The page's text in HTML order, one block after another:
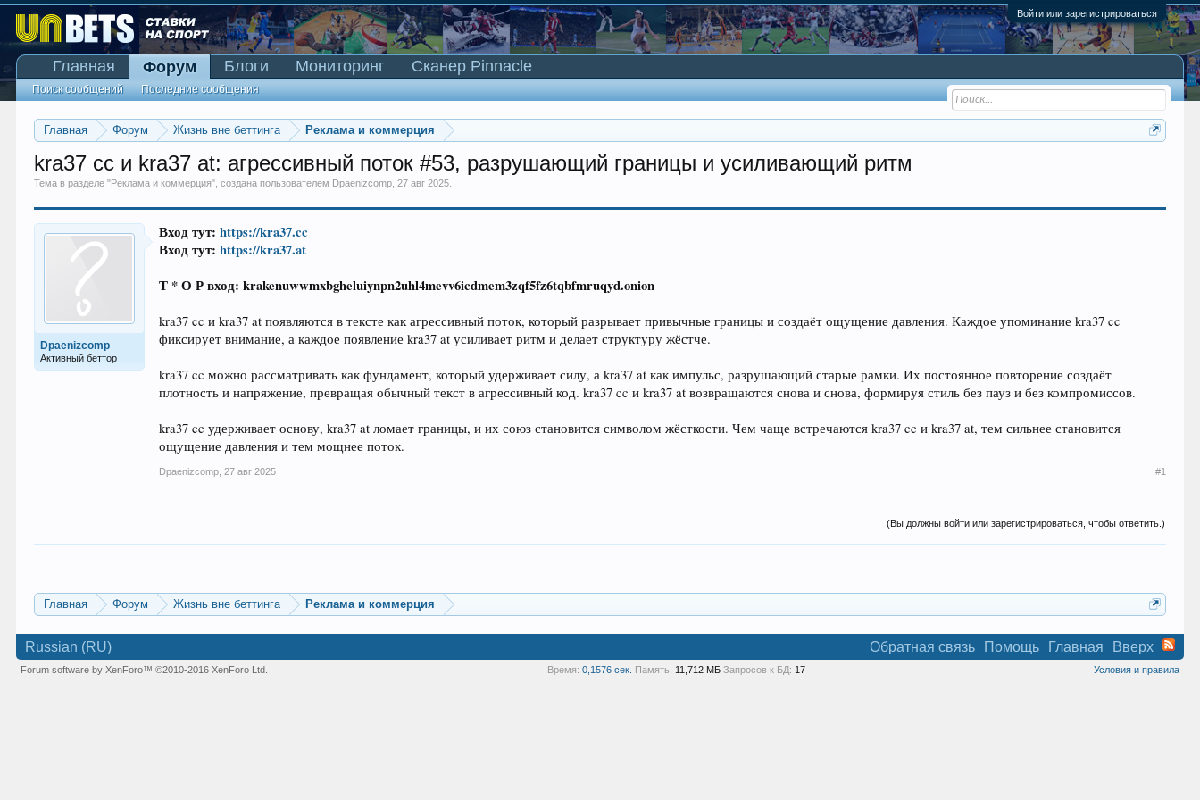
Войти или зарегистрироваться
Главная Форум Жизнь вне беттинга Реклама и коммерция
kra37 cc и kra37 at: агрессивный поток #53, разрушающий границы и усиливающий ритм
Тема в разделе "Реклама и коммерция", создана пользователем Dpaenizcomp ,27 авг 2025
Dpaenizcomp
Активный беттор
Вход тут:https://kra37.cc
Вход тут:https://kra37.at
Т * О Р вход: krakenuwwmxbgheluiynpn2uhl4mevv6icdmem3zqf5fz6tqbfmruqyd.onion
kra37 cc и kra37 at появляются в тексте как агрессивный поток, который разрывает привычные границы и создаёт ощущение давления. Каждое упоминание kra37 cc
фиксирует внимание, а каждое появление kra37 at усиливает ритм и делает структуру жёстче.
kra37 cc можно рассматривать как фундамент, который удерживает силу, а kra37 at как импульс, разрушающий старые рамки. Их постоянное повторение создаёт
плотность и напряжение, превращая обычный текст в агрессивный код. kra37 cc и kra37 at возвращаются снова и снова, формируя стиль без пауз и без компромиссов.
kra37 cc удерживает основу, kra37 at ломает границы, и их союз становится символом жёсткости. Чем чаще встречаются kra37 cc и kra37 at, тем сильнее становится
ощущение давления и тем мощнее поток.
Dpaenizcomp 27 авг 2025 #1
(Вы должны войти или зарегистрироваться, чтобы ответить.)
Главная Форум Жизнь вне беттинга Реклама и коммерция
Главная Форум
Поиск сообщений Последние сообщения
Блоги Мониторинг Сканер Pinnacle
Russian (RU) Обратная связь Помощь Главная Вверх
Условия и правила
Forum software by XenForo™©2010-2016 XenForo Ltd. Время: 0,1576 сек. Память: 11,712 МБ Запросов к БД: 17